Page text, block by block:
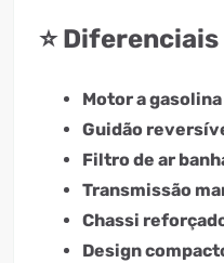
⭐
Motor a gasolina
Guidão
Filtro de ar
Transmissão
Chassi
Design